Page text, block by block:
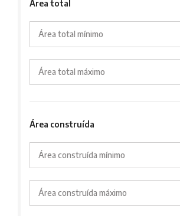
Área total
Área total mínimo
Área total máximo
Área construída
Área construída mínimo
Área construída máximo